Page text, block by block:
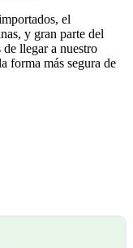
el
y gran parte del
llegar a nuestro
forma más segura de